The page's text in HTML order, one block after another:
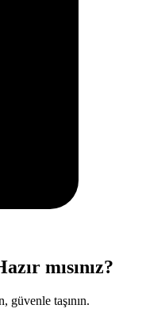
mısınız?
güvenle taşının.